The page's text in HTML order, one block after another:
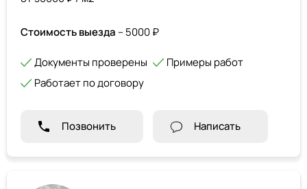
Стоимость выезда – 5000 ₽
Документы проверены
Примеры работ
Работает по договору
Позвонить Написать